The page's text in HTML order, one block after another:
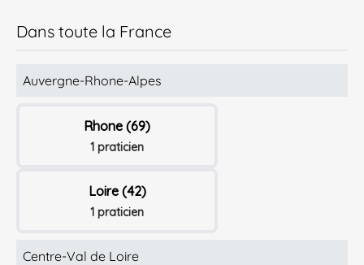
Dans toute la France
Auvergne-Rhone-Alpes
Rhone (69)
1 praticien
Loire (42)
1 praticien
Centre-Val de Loire